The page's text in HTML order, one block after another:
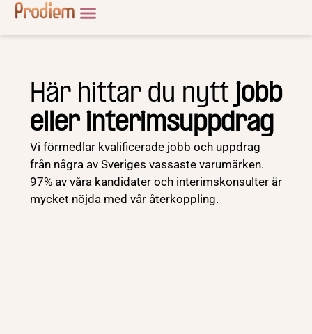
Här hittar du nytt jobb
eller interimsuppdrag
Vi förmedlar kvalificerade jobb och uppdrag
från några av Sveriges vassaste varumärken.
97% av våra kandidater och interimskonsulter är
mycket nöjda med vår återkoppling.